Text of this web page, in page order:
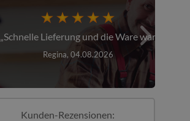
Schnelle Lieferung und die Ware war...
Regina, 04.08.2026
Kunden-Rezensionen: